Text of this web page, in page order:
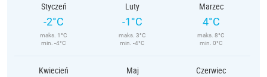
Styczeń
-2°C
maks. 1°C
min. -4°C
Luty
-1°C
maks. 3°C
min. -4°C
Marzec
4°C
maks. 8°C
min. 0°C
Kwiecień Maj Czerwiec